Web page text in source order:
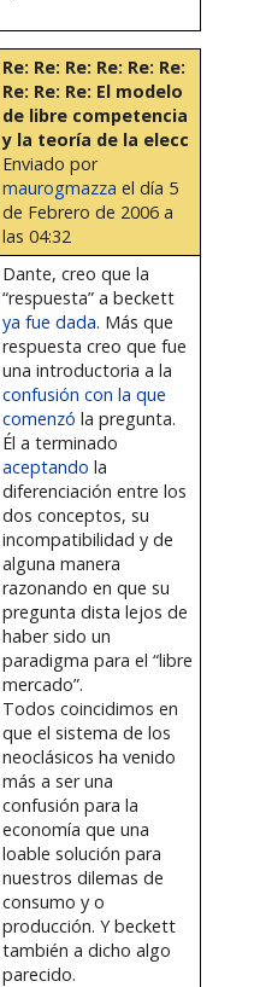
Re: Re: Re: Re: Re: Re:
Re: Re: Re: El modelo
de libre competencia
y la teoría de la elecc
Enviado por
maurogmazza el día 5
de Febrero de 2006 a
las 04:32
Dante, creo que la
“respuesta” a beckett
ya fue dada. Más que
respuesta creo que fue
una introductoria a la
confusión con la que
comenzó la pregunta.
Él a terminado
aceptando la
diferenciación entre los
dos conceptos, su
incompatibilidad y de
alguna manera
razonando en que su
pregunta dista lejos de
haber sido un
paradigma para el “libre
mercado”.
Todos coincidimos en
que el sistema de los
neoclásicos ha venido
más a ser una
confusión para la
economía que una
loable solución para
nuestros dilemas de
consumo y o
producción. Y beckett
también a dicho algo
parecido.